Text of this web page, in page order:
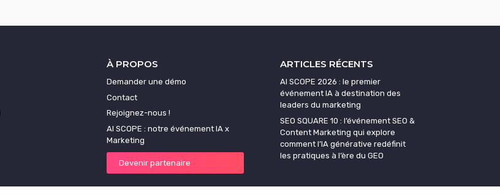
À PROPOS
Demander une démo
Contact
Rejoignez-nous !
AI SCOPE : notre événement IA x
Marketing
Devenir partenaire
ARTICLES RÉCENTS
AI SCOPE 2026 : le premier
événement IA à destination des
leaders du marketing
SEO SQUARE 10 : l’événement SEO &
Content Marketing qui explore
comment l’IA générative redéfinit
les pratiques à l’ère du GEO